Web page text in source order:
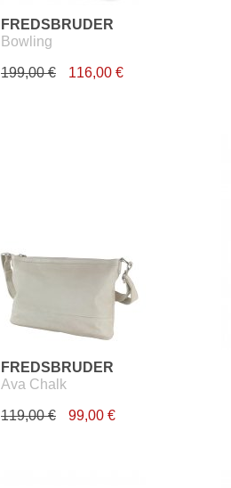
FREDSBRUDER
Bowling
199,00 € 116,00 €
FREDSBRUDER
Ava Chalk
119,00 € 99,00 €